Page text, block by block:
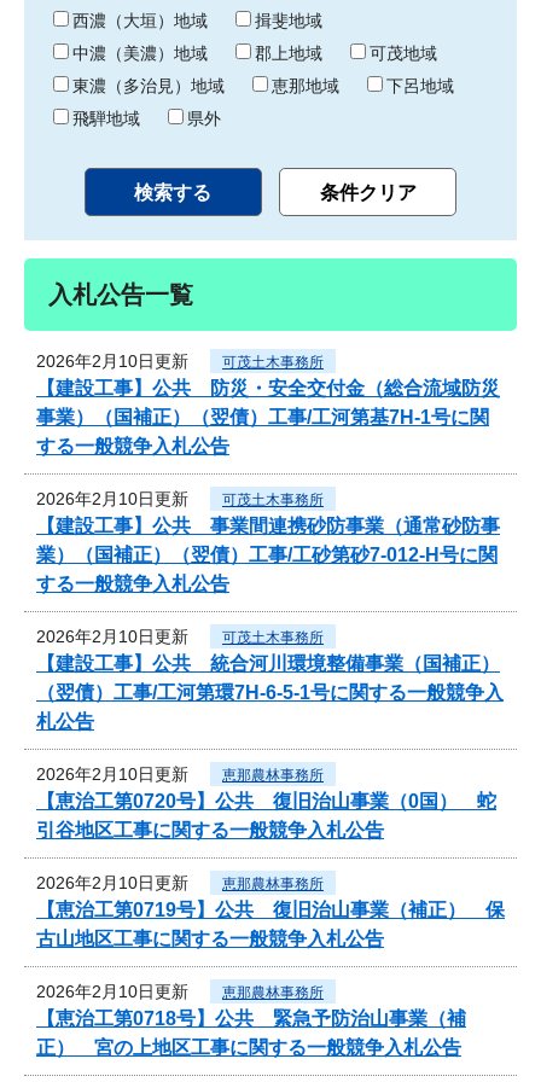
り 西濃（大垣）地域
揖斐地域
中濃（美濃）地域
郡上地域
可茂地域
東濃（多治見）地域
恵那地域
下呂地域
飛騨地域
県外
入札公告一覧
2026年2月10日更新 可茂土木事務所
【建設工事】公共 防災・安全交付金（総合流域防災
事業）（国補正）（翌債）工事/工河第基7H-1号に関
する一般競争入札公告
2026年2月10日更新 可茂土木事務所
【建設工事】公共 事業間連携砂防事業（通常砂防事
業）（国補正）（翌債）工事/工砂第砂7-012‐H号に関
する一般競争入札公告
2026年2月10日更新 可茂土木事務所
【建設工事】公共 統合河川環境整備事業（国補正）
（翌債）工事/工河第環7H-6-5-1号に関する一般競争入
札公告
2026年2月10日更新 恵那農林事務所
【恵治工第0720号】公共 復旧治山事業（0国） 蛇
引谷地区工事に関する一般競争入札公告
2026年2月10日更新 恵那農林事務所
【恵治工第0719号】公共 復旧治山事業（補正） 保
古山地区工事に関する一般競争入札公告
2026年2月10日更新 恵那農林事務所
【恵治工第0718号】公共 緊急予防治山事業（補
正） 宮の上地区工事に関する一般競争入札公告